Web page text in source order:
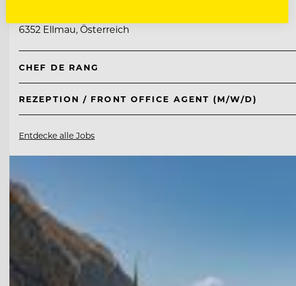
6352 Ellmau, Österreich
CHEF DE RANG
REZEPTION / FRONT OFFICE AGENT (M/W/D)
Entdecke alle Jobs